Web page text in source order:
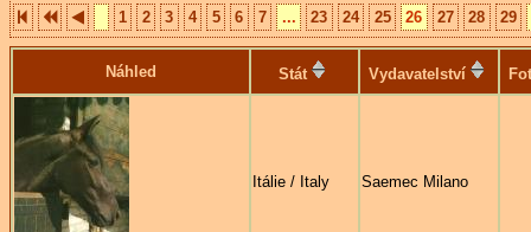
1 2 3 4 5 6 7 ... 23 24 25 26 27 28 29
Náhled Stát Vydavatelství
Itálie / Italy Saemec Milano